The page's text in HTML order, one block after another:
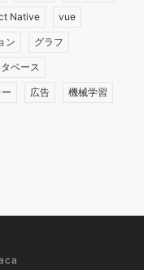
Native vue
ン グラフ
ベース
広告 機械学習